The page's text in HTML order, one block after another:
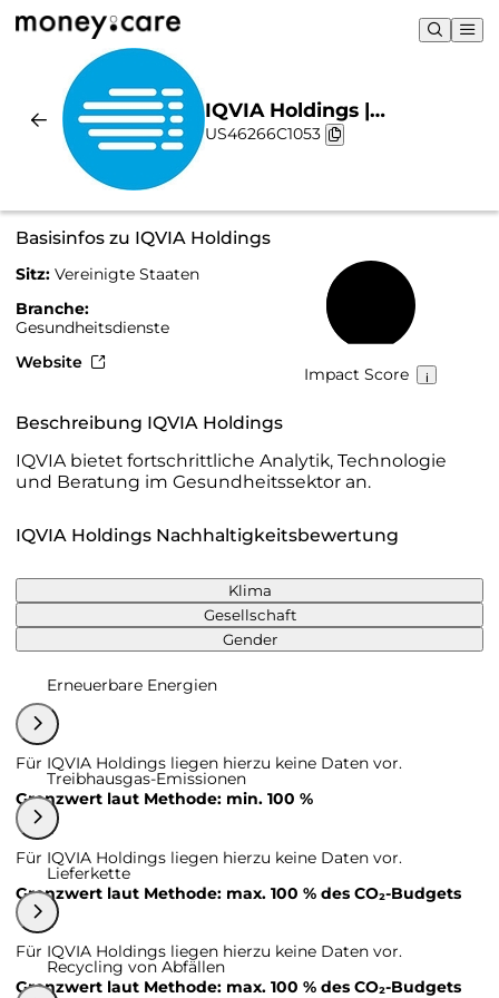
IQVIA Holdings |
Nachhaltigkeit & Chart
US46266C1053
Basisinfos zu IQVIA Holdings
Sitz: Vereinigte Staaten
Branche:
Gesundheitsdienste
Website
Impact Score
Beschreibung IQVIA Holdings
IQVIA bietet fortschrittliche Analytik, Technologie
und Beratung im Gesundheitssektor an.
IQVIA Holdings Nachhaltigkeitsbewertung
Klima
Gesellschaft
Gender
Erneuerbare Energien
Für IQVIA Holdings liegen hierzu keine Daten vor.
Grenzwert laut Methode: min. 100 %
Treibhausgas-Emissionen
Für IQVIA Holdings liegen hierzu keine Daten vor.
Grenzwert laut Methode: max. 100 % des CO₂-Budgets
Lieferkette
Für IQVIA Holdings liegen hierzu keine Daten vor.
Grenzwert laut Methode: max. 100 % des CO₂-Budgets
Recycling von Abfällen